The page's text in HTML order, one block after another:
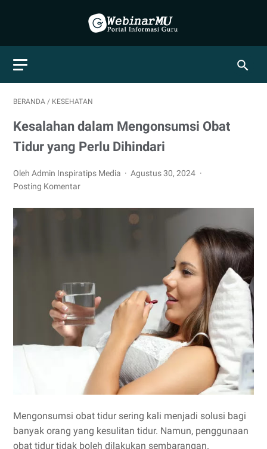
BERANDA / KESEHATAN
Kesalahan dalam Mengonsumsi Obat
Tidur yang Perlu Dihindari
Oleh Admin Inspiratips Media
Agustus 30, 2024
Posting Komentar
Mengonsumsi obat tidur sering kali menjadi solusi bagi
banyak orang yang kesulitan tidur. Namun, penggunaan
obat tidur tidak boleh dilakukan sembarangan.